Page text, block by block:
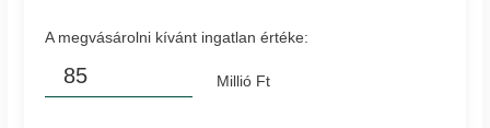
A megvásárolni kívánt ingatlan értéke:
Millió Ft